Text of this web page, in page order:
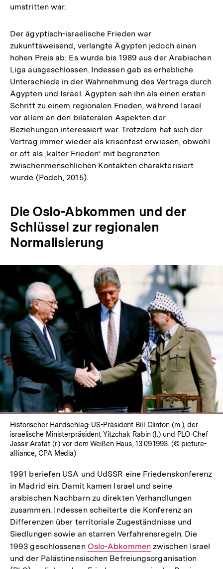
umstritten war.
Der ägyptisch-israelische Frieden war
zukunftsweisend, verlangte Ägypten jedoch einen
hohen Preis ab: Es wurde bis 1989 aus der Arabischen
Liga ausgeschlossen. Indessen gab es erhebliche
Unterschiede in der Wahrnehmung des Vertrags durch
Ägypten und Israel. Ägypten sah ihn als einen ersten
Schritt zu einem regionalen Frieden, während Israel
vor allem an den bilateralen Aspekten der
Beziehungen interessiert war. Trotzdem hat sich der
Vertrag immer wieder als krisenfest erwiesen, obwohl
er oft als ‚kalter Frieden‘ mit begrenzten
zwischenmenschlichen Kontakten charakterisiert
wurde (Podeh, 2015).
Die Oslo-Abkommen und der
Schlüssel zur regionalen
Normalisierung
In
Lightbox
öffnen
Historischer Handschlag: US-Präsident Bill Clinton (m.), der
israelische Ministerpräsident Yitzchak Rabin (l.) und PLO-Chef
Jassir Arafat (r.) vor dem Weißen Haus, 13.09.1993. (© picture-
alliance, CPA Media)
1991 beriefen USA und UdSSR eine Friedenskonferenz
in Madrid ein. Damit kamen Israel und seine
arabischen Nachbarn zu direkten Verhandlungen
zusammen. Indessen scheiterte die Konferenz an
Differenzen über territoriale Zugeständnisse und
Siedlungen sowie an starren Verfahrensregeln. Die
1993 geschlossenen Interner
Link:
Oslo-Abkommenzwischen Israel
und der Palästinensischen Befreiungsorganisation